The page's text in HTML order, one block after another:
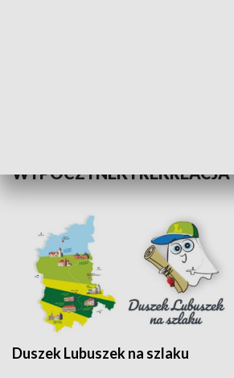
WYPOCZYNEK I REKREACJA
Duszek Lubuszek na szlaku